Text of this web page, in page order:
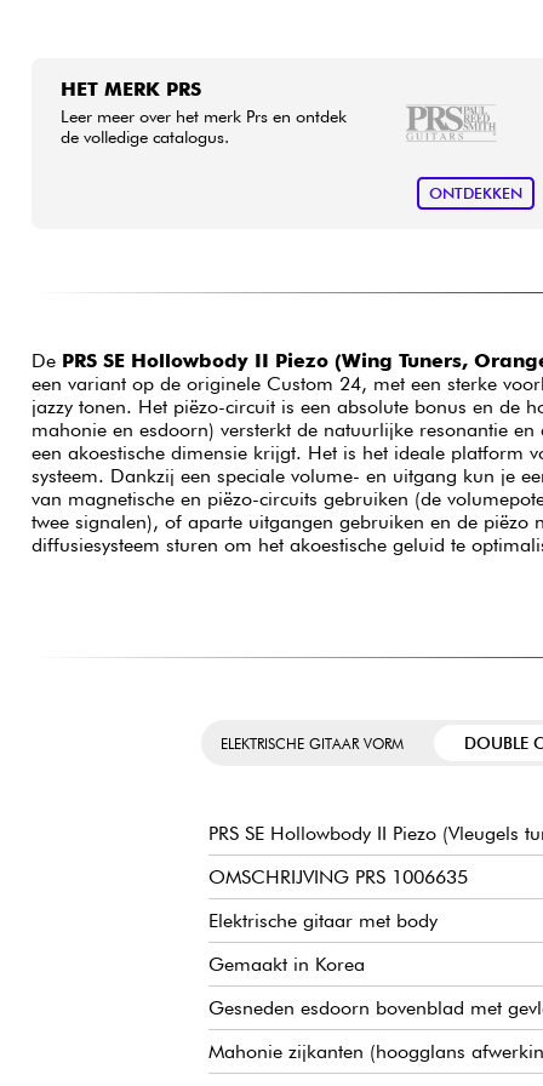
HET MERK PRS
Leer meer over het merk Prs en ontdek
de volledige catalogus.
ONTDEKKEN
De PRS SE Hollowbody II Piezo (Wing Tuners,
een variant op de originele Custom 24, met een sterke
jazzy tonen. Het piëzo-circuit is een absolute bonus en de
mahonie en esdoorn) versterkt de natuurlijke resonantie
een akoestische dimensie krijgt. Het is het ideale platform
systeem. Dankzij een speciale volume- en uitgang kun je
van magnetische en piëzo-circuits gebruiken (de
twee signalen), of aparte uitgangen gebruiken en de piëzo
diffusiesysteem sturen om het akoestische geluid te
ELEKTRISCHE GITAAR VORM DOUBLE
PRS SE Hollowbody II Piezo (Vleugels
OMSCHRIJVING PRS 1006635
Elektrische gitaar met body
Gemaakt in Korea
Gesneden esdoorn bovenblad met
Mahonie zijkanten (hoogglans